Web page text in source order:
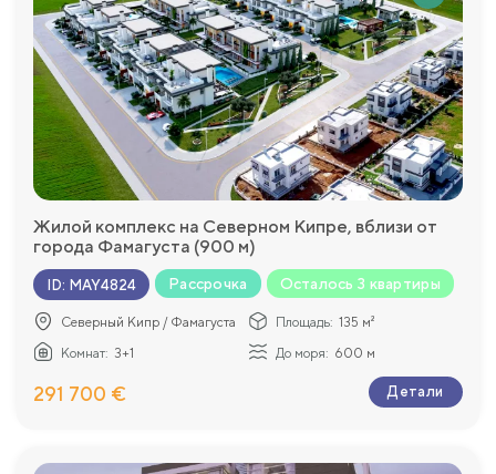
Жилой комплекс на Северном Кипре, вблизи от
города Фамагуста (900 м)
ID: MAY4824 Рассрочка Осталось 3 квартиры
Северный Кипр / Фамагуста Площадь: 135 м²
Комнат: 3+1 До моря: 600 м
291 700 € Детали